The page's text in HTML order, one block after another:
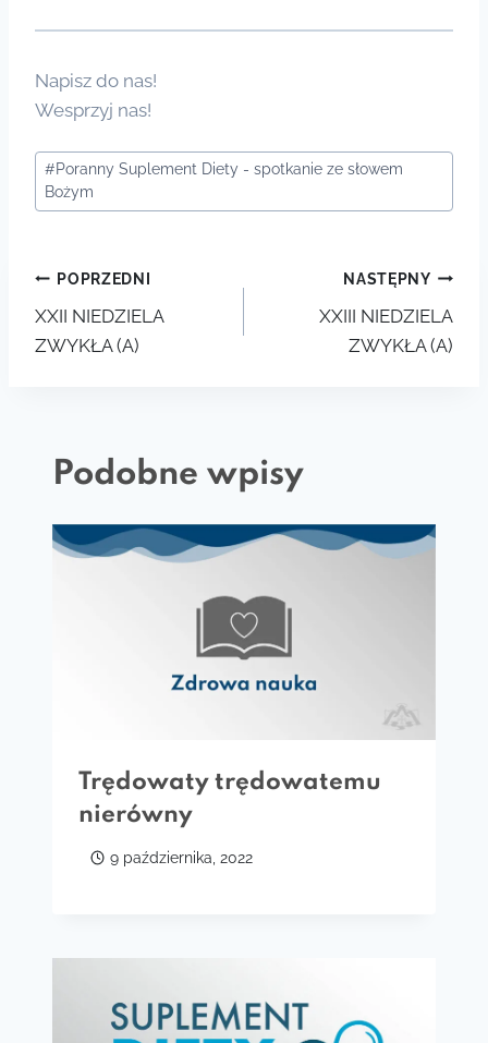
Napisz do nas!
Wesprzyj nas!
Tagi
wpisu:
#Poranny Suplement Diety - spotkanie ze słowem
Bożym
Nawigacja
wpisu
POPRZEDNI
XXII NIEDZIELA
ZWYKŁA (A)
NASTĘPNY
XXIII NIEDZIELA
ZWYKŁA (A)
Podobne wpisy
Trędowaty trędowatemu
nierówny
9 października, 2022